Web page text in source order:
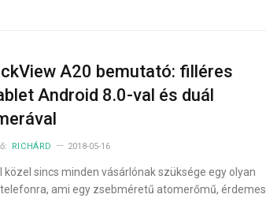
A20 bemutató: filléres
Android 8.0-val és duál
RICHÁRD 2018-05-16
közel sincs minden vásárlónak szüksége egy olyan
ami egy zsebméretű atomerőmű, érdemes